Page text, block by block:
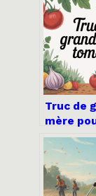
Truc de
mère
de
: les
vraiment